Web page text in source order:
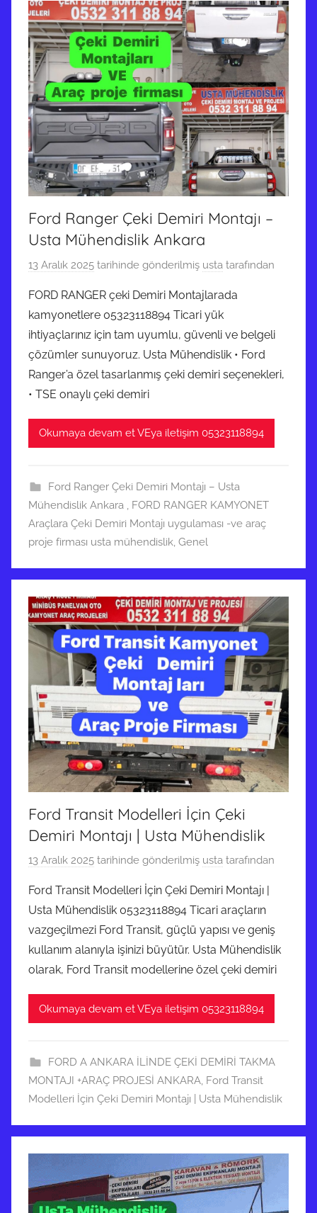
Ford Ranger Çeki Demiri Montajı –
Usta Mühendislik Ankara
13 Aralık 2025 tarihinde gönderilmiş usta tarafından
FORD RANGER çeki Demiri Montajlarada
kamyonetlere 05323118894 Ticari yük
ihtiyaçlarınız için tam uyumlu, güvenli ve belgeli
çözümler sunuyoruz. Usta Mühendislik • Ford
Ranger’a özel tasarlanmış çeki demiri seçenekleri,
• TSE onaylı çeki demiri
Okumaya devam et VEya iletişim 05323118894
Ford Ranger Çeki Demiri Montajı – Usta
Mühendislik Ankara
FORD RANGER KAMYONET
Araçlara Çeki Demiri Montajı uygulaması -ve araç
proje firması usta mühendislik Genel
Ford Transit Modelleri İçin Çeki
Demiri Montajı | Usta Mühendislik
13 Aralık 2025 tarihinde gönderilmiş usta tarafından
Ford Transit Modelleri İçin Çeki Demiri Montajı |
Usta Mühendislik 05323118894 Ticari araçların
vazgeçilmezi Ford Transit, güçlü yapısı ve geniş
kullanım alanıyla işinizi büyütür. Usta Mühendislik
olarak, Ford Transit modellerine özel çeki demiri
Okumaya devam et VEya iletişim 05323118894
FORD A ANKARA İLİNDE ÇEKİ DEMİRİ TAKMA
MONTAJI +ARAÇ PROJESİ ANKARA, Ford Transit
Modelleri İçin Çeki Demiri Montajı | Usta Mühendislik